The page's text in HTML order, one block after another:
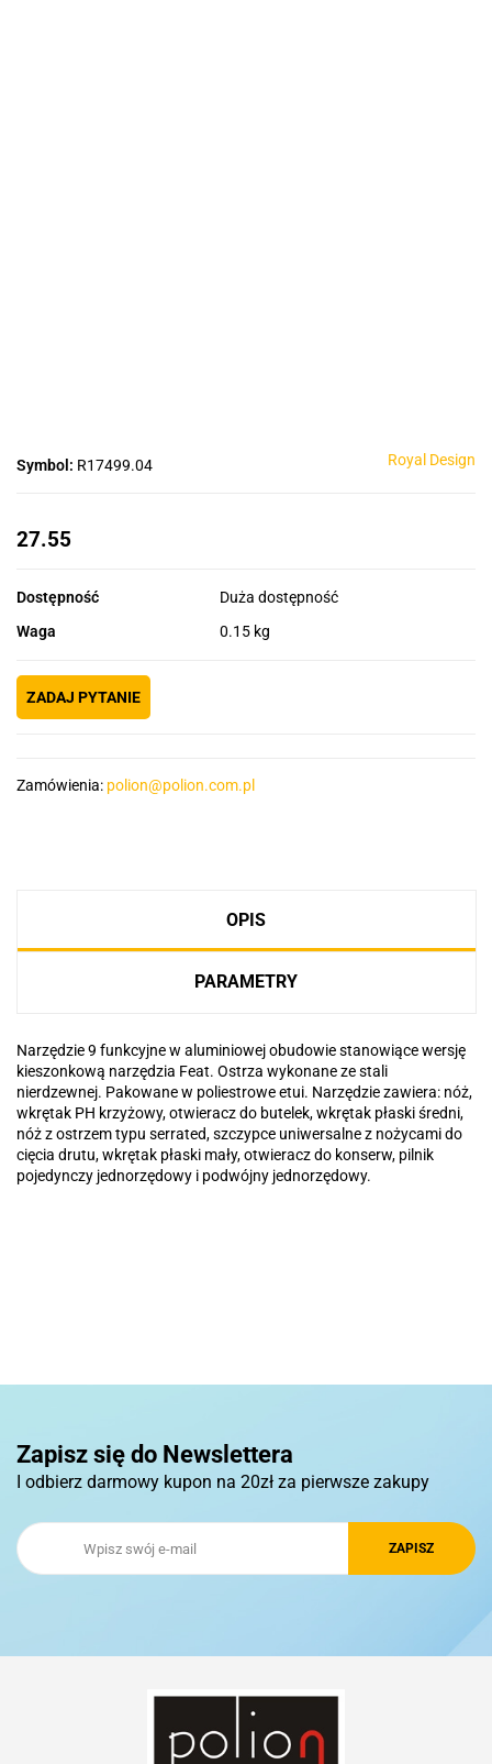
Symbol: R17499.04 Royal Design
27.55
Dostępność
Duża dostępność
Waga
0.15 kg
ZADAJ PYTANIE
Zamówienia: polion@polion.com.pl
OPIS
PARAMETRY
Narzędzie 9 funkcyjne w aluminiowej obudowie stanowiące wersję
kieszonkową narzędzia Feat. Ostrza wykonane ze stali
nierdzewnej. Pakowane w poliestrowe etui. Narzędzie zawiera: nóż,
wkrętak PH krzyżowy, otwieracz do butelek, wkrętak płaski średni,
nóż z ostrzem typu serrated, szczypce uniwersalne z nożycami do
cięcia drutu, wkrętak płaski mały, otwieracz do konserw, pilnik
pojedynczy jednorzędowy i podwójny jednorzędowy.
Royal Design
Zapisz się do Newslettera
I odbierz darmowy kupon na 20zł za pierwsze zakupy